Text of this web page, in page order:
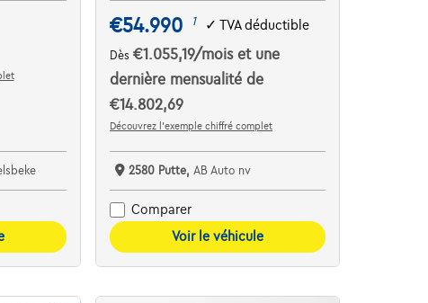
€54.990 1 ✓TVA déductible
Dès€1.055,19/moiset une
dernière mensualité de
€14.802,69
Découvrez l’exemple chiffré complet
2580 Putte, AB Auto nv
Comparer
Voir le véhicule